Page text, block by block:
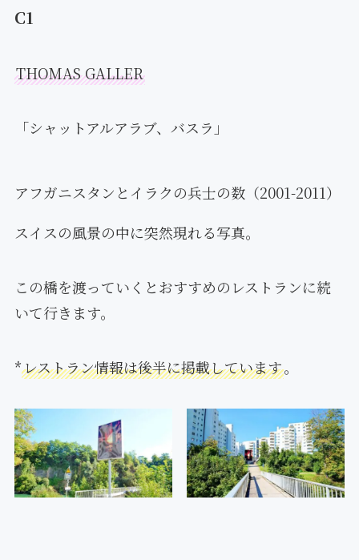
C1
THOMAS GALLER
「シャットアルアラブ、バスラ」
アフガニスタンとイラクの兵士の数（2001-2011）
スイスの風景の中に突然現れる写真。
この橋を渡っていくとおすすめのレストランに続
いて行きます。
*レストラン情報は後半に掲載しています。